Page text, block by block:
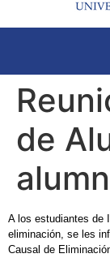
de
A los estudiantes de
eliminación, se les
Causal de